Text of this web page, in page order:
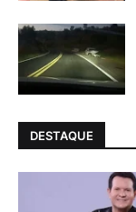
DESTAQUE